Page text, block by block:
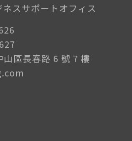
スサポートオフィス
區長春路 6 號 7 樓